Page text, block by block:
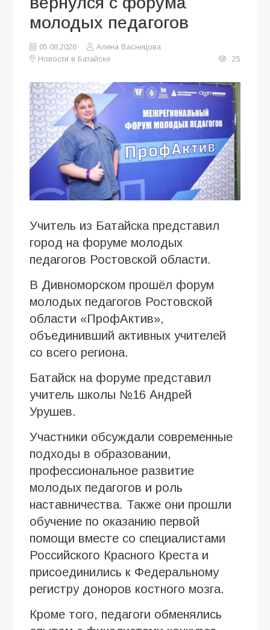
молодых педагогов
05.08.2026
Алена Васнецова
Новости в Батайске
25
Учитель из Батайска представил
город на форуме молодых
педагогов Ростовской области.
В Дивноморском прошёл форум
молодых педагогов Ростовской
области «ПрофАктив»,
объединивший активных учителей
со всего региона.
Батайск на форуме представил
учитель школы №16 Андрей
Урушев.
Участники обсуждали современные
подходы в образовании,
профессиональное развитие
молодых педагогов и роль
наставничества. Также они прошли
обучение по оказанию первой
помощи вместе со специалистами
Российского Красного Креста и
присоединились к Федеральному
регистру доноров костного мозга.
Кроме того, педагоги обменялись